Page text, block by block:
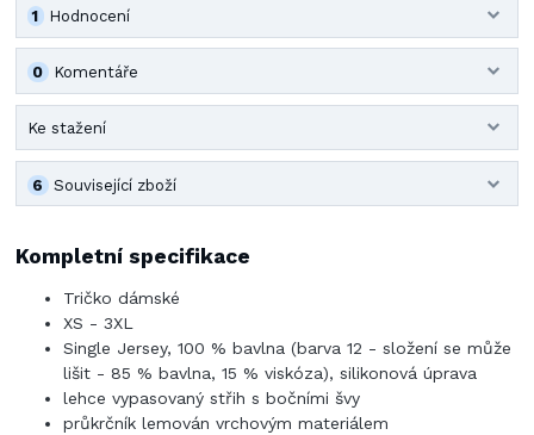
Hodnocení
1
Komentáře
0
Ke stažení
Související zboží
6
Kompletní specifikace
Tričko dámské
XS - 3XL
Single Jersey, 100 % bavlna (barva 12 - složení se může
lišit - 85 % bavlna, 15 % viskóza), silikonová úprava
lehce vypasovaný střih s bočními švy
průkrčník lemován vrchovým materiálem